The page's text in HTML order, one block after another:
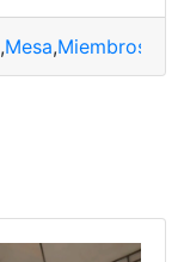
,Mesa,Miembros